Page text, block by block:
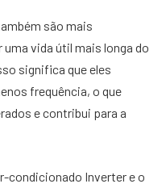
são mais
vida útil mais longa do
significa que eles
frequência, o que
e contribui para a
condicionado Inverter e o